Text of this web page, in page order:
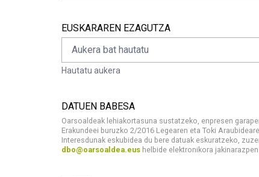
EUSKARAREN EZAGUTZA
Aukera bat hautatu
Hautatu aukera
DATUEN BABESA
Oarsoaldeak lehiakortasuna sustatzeko, enpresen
Erakundeei buruzko 2/2016 Legearen eta Toki
Interesdunak eskubidea du bere datuak eskuratzeko,
dbo@oarsoaldea.eus helbide elektronikora